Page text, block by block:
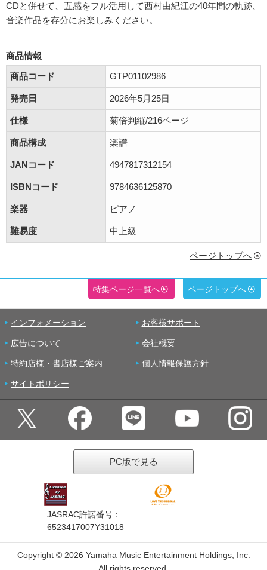
CDと併せて、五感をフル活用して西村由紀江の40年間の軌跡、
音楽作品を存分にお楽しみください。
商品情報
商品コード
GTP01102986
発売日 2026年5月25日
仕様 菊倍判縦/216ページ
商品構成 楽譜
JANコード 4947817312154
ISBNコード 9784636125870
楽器 ピアノ
難易度 中上級
ページトップへ
特集ページ一覧へ ページトップへ
インフォメーション お客様サポート
広告について 会社概要
特約店様・書店様ご案内 個人情報保護方針
サイトポリシー
PC版で見る
JASRAC許諾番号：
6523417007Y31018
Copyright © 2026 Yamaha Music Entertainment Holdings, Inc.